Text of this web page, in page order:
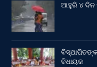
ଆହୁରି ୪ ଦିନ
ବିଧାୟକ